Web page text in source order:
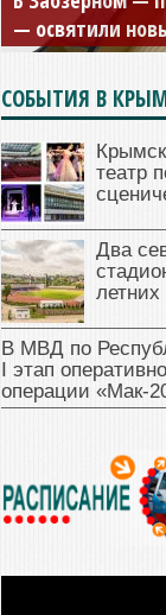
для посещения
СОБЫТИЯ В
театр
Два
летних
В МВД по
I этап
операции